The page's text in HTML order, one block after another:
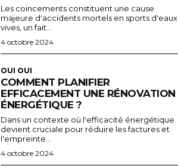
Les coincements constituent une cause
majeure d'accidents mortels en sports d'eaux
vives, un fait...
4 octobre 2024
OUI OUI
COMMENT PLANIFIER
EFFICACEMENT UNE RÉNOVATION
ÉNERGÉTIQUE ?
Dans un contexte où l'efficacité énergétique
devient cruciale pour réduire les factures et
l'empreinte...
4 octobre 2024